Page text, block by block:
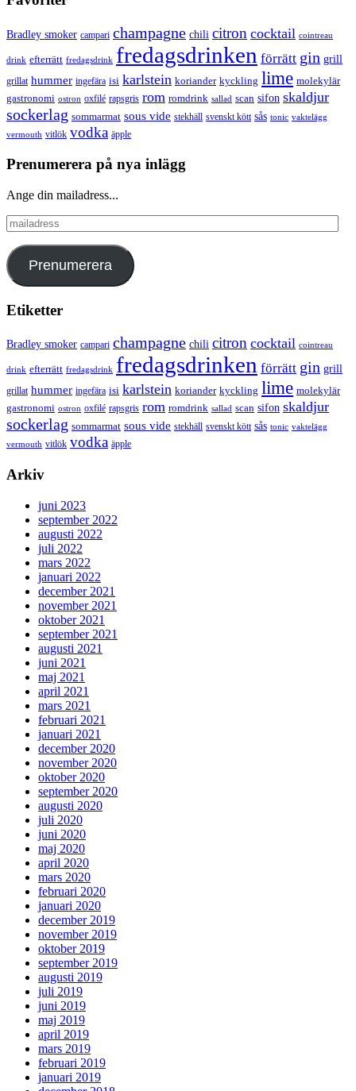
Bradley smoker campari champagne chili citron cocktail cointreau
drink efterrätt fredagsdrink fredagsdrinken förrätt gin grill
grillat hummer ingefära isi karlstein koriander kyckling lime molekylär
gastronomi ostron oxfilé rapsgris rom romdrink sallad scan sifon skaldjur
sockerlag sommarmat sous vide stekhäll svenskt kött sås tonic vaktelägg
vermouth vitlök vodka äpple
Prenumerera på nya inlägg
Ange din mailadress...
mailadress
Prenumerera
Etiketter
Bradley smoker campari champagne chili citron cocktail cointreau
drink efterrätt fredagsdrink fredagsdrinken förrätt gin grill
grillat hummer ingefära isi karlstein koriander kyckling lime molekylär
gastronomi ostron oxfilé rapsgris rom romdrink sallad scan sifon skaldjur
sockerlag sommarmat sous vide stekhäll svenskt kött sås tonic vaktelägg
vermouth vitlök vodka äpple
Arkiv
juni 2023
september 2022
augusti 2022
juli 2022
mars 2022
januari 2022
december 2021
november 2021
oktober 2021
september 2021
augusti 2021
juni 2021
maj 2021
april 2021
mars 2021
februari 2021
januari 2021
december 2020
november 2020
oktober 2020
september 2020
augusti 2020
juli 2020
juni 2020
maj 2020
april 2020
mars 2020
februari 2020
januari 2020
december 2019
november 2019
oktober 2019
september 2019
augusti 2019
juli 2019
juni 2019
maj 2019
april 2019
mars 2019
februari 2019
januari 2019